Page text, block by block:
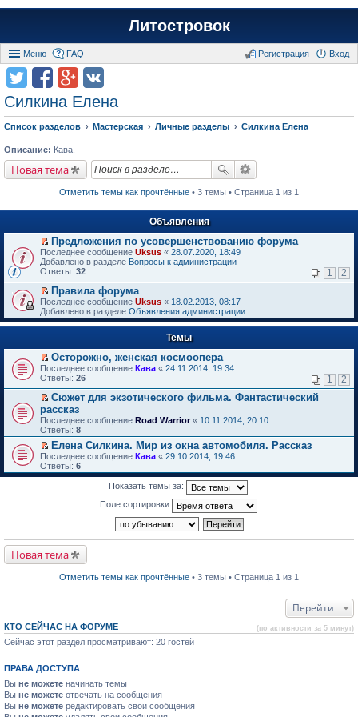
Литостровок
Меню FAQ Вход
Регистрация
Силкина Елена
Список разделов Мастерская Личные разделы Силкина Елена
Описание: Кава.
Новая тема
Отметить темы как прочтённые • 3 темы • Страница 1 из 1
Объявления
П
е
р
й
т
и
к
п
в
о
м
у
н
е
п
р
о
ч
и
т
а
н
о
о
б
щ
Предложения по усовершенствованию форума
Последнее сообщение Uksus « 28.07.2020, 18:49
Добавлено в разделе Вопросы к администрации
Ответы: 32 1 2
П
е
р
е
т
и
к
п
р
о
м
у
н
е
п
р
н
о
м
е
н
и
Правила форума
Последнее сообщение Uksus « 18.02.2013, 08:17
Добавлено в разделе Объявления администрации
Темы
П
е
е
й
т
и
к
п
е
р
в
р
о
ч
и
м
у
с
о
б
щ
е
и
Осторожно, женская космоопера
Последнее сообщение Кава « 24.11.2014, 19:34
Ответы: 26 1 2
П
е
р
е
й
т
и
к
у
е
а
н
н
м
у
с
о
о
Сюжет для экзотического фильма. Фантастический
рассказ
Последнее сообщение Road Warrior« 10.11.2014, 20:10
Ответы: 8
П
е
р
е
в
р
о
ч
т
а
н
н
о
Елена Силкина. Мир из окна автомобиля. Рассказ
Последнее сообщение Кава « 29.10.2014, 19:46
Ответы: 6
Показать темы за:
Поле сортировки
Новая тема
Отметить темы как прочтённые • 3 темы • Страница 1 из 1
Перейти
КТО СЕЙЧАС НА ФОРУМЕ (по активности за 5 минут)
Сейчас этот раздел просматривают: 20 гостей
ПРАВА ДОСТУПА
Вы не можете начинать темы
Вы не можете отвечать на сообщения
Вы не можете редактировать свои сообщения